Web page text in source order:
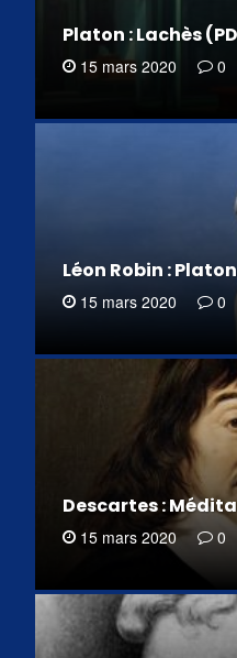
Platon : Lachès
15 mars 2020 0
Léon Robin :
15 mars 2020 0
Descartes :
15 mars 2020 0